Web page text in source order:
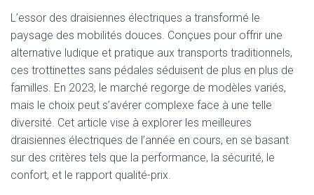
L’essor des draisiennes électriques a transformé le
paysage des mobilités douces. Conçues pour offrir une
alternative ludique et pratique aux transports traditionnels,
ces trottinettes sans pédales séduisent de plus en plus de
familles. En 2023, le marché regorge de modèles variés,
mais le choix peut s’avérer complexe face à une telle
diversité. Cet article vise à explorer les meilleures
draisiennes électriques de l’année en cours, en se basant
sur des critères tels que la performance, la sécurité, le
confort, et le rapport qualité-prix.